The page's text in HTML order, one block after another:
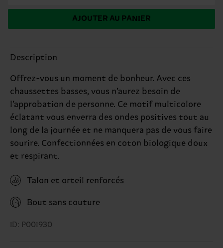
AJOUTER AU PANIER
Description
Offrez-vous un moment de bonheur. Avec ces
chaussettes basses, vous n’aurez besoin de
l’approbation de personne. Ce motif multicolore
éclatant vous enverra des ondes positives tout au
long de la journée et ne manquera pas de vous faire
sourire. Confectionnées en coton biologique doux
et respirant.
Talon et orteil renforcés
Bout sans couture
ID: P001930